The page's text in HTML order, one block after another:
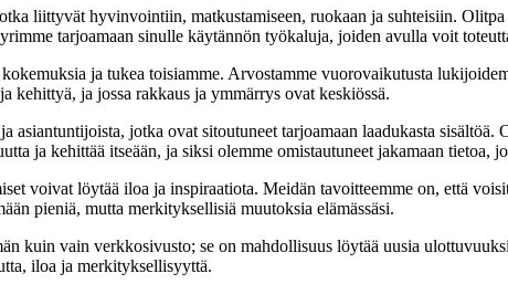
liittyvät hyvinvointiin, matkustamiseen, ruokaan ja suhteisiin. Olitpa
tarjoamaan sinulle käytännön työkaluja, joiden avulla voit
ja tukea toisiamme. Arvostamme vuorovaikutusta
kehittyä, ja jossa rakkaus ja ymmärrys ovat keskiössä.
jotka ovat sitoutuneet tarjoamaan laadukasta
ja kehittää itseään, ja siksi olemme omistautuneet jakamaan tietoa,
voivat löytää iloa ja inspiraatiota. Meidän tavoitteemme on, että
pieniä, mutta merkityksellisiä muutoksia elämässäsi.
kuin vain verkkosivusto; se on mahdollisuus löytää uusia
iloa ja merkityksellisyyttä.